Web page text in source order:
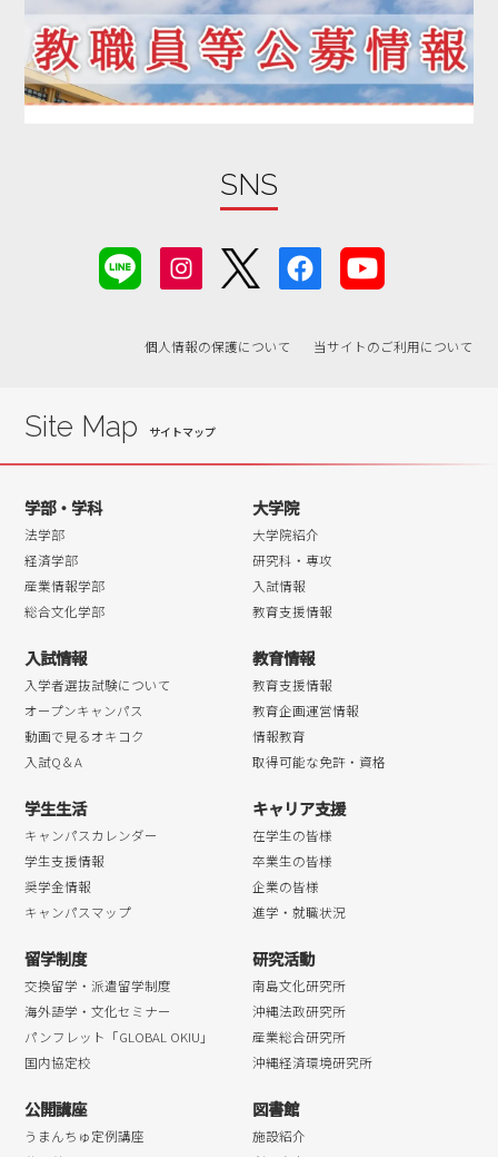
SNS
個人情報の保護について 当サイトのご利用について
Site Map
学部・学科
法学部
経済学部
産業情報学部
総合文化学部
大学院
大学院紹介
研究科・専攻
入試情報
教育支援情報
入試情報
入学者選抜試験について
オープンキャンパス
動画で見るオキコク
入試Q＆A
教育情報
教育支援情報
教育企画運営情報
情報教育
取得可能な免許・資格
学生生活
キャンパスカレンダー
学生支援情報
奨学金情報
キャンパスマップ
キャリア支援
在学生の皆様
卒業生の皆様
企業の皆様
進学・就職状況
留学制度
交換留学・派遣留学制度
海外語学・文化セミナー
パンフレット「GLOBAL OKIU」
国内協定校
研究活動
南島文化研究所
沖縄法政研究所
産業総合研究所
沖縄経済環境研究所
公開講座
うまんちゅ定例講座
図書館
施設紹介